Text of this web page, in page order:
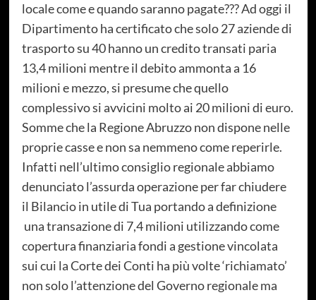
locale come e quando saranno pagate??? Ad oggi il
Dipartimento ha certificato che solo 27 aziende di
trasporto su 40 hanno un credito transati paria
13,4 milioni mentre il debito ammonta a 16
milioni e mezzo, si presume che quello
complessivo si avvicini molto ai 20 milioni di euro.
Somme che la Regione Abruzzo non dispone nelle
proprie casse e non sa nemmeno come reperirle.
Infatti nell’ultimo consiglio regionale abbiamo
denunciato l’assurda operazione per far chiudere
il Bilancio in utile di Tua portando a definizione
una transazione di 7,4 milioni utilizzando come
copertura finanziaria fondi a gestione vincolata
sui cui la Corte dei Conti ha più volte ‘richiamato’
non solo l’attenzione del Governo regionale ma